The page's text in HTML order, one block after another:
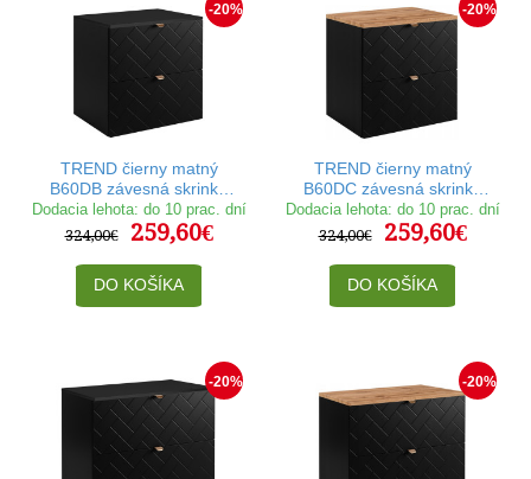
-20%
TREND čierny matný
B60DB závesná skrinka
pod umývadlo 60 cm
Dodacia lehota: do 10 prac. dní
324,00€
259,60€
DO KOŠÍKA
-20%
TREND čierny matný
B60DC závesná skrinka
pod umývadlo 60 cm
Dodacia lehota: do 10 prac. dní
324,00€
259,60€
DO KOŠÍKA
-20% -20%